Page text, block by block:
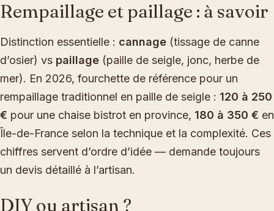
Rempaillage et paillage : à savoir
Distinction essentielle : cannage (tissage de canne
d’osier) vs paillage (paille de seigle, jonc, herbe de
mer). En 2026, fourchette de référence pour un
rempaillage traditionnel en paille de seigle : 120 à 250
€ pour une chaise bistrot en province, 180 à 350 € en
Île-de-France selon la technique et la complexité. Ces
chiffres servent d’ordre d’idée — demande toujours
un devis détaillé à l’artisan.
DIY ou artisan ?